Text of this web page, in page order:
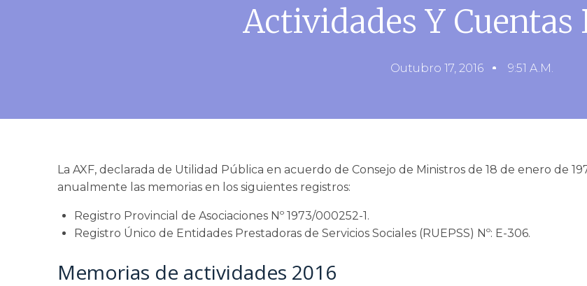
Actividades Y Cuentas
Outubro 17, 2016 9:51 A.m.
La AXF, declarada de Utilidad Pública en acuerdo de Consejo de Ministros de 18 de enero de
anualmente las memorias en los siguientes registros:
Registro Provincial de Asociaciones Nº 1973/000252-1.
Registro Único de Entidades Prestadoras de Servicios Sociales (RUEPSS) Nº: E-306.
Memorias de actividades 2016